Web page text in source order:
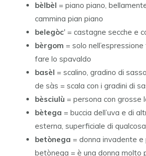
bèlbèl = piano piano,
cammina pian piano
belegòc' = castagne secche e
bèrgom = solo
fare lo spavaldo
basèl = scalino, gradino di
de sàs = scala con i gradini di
bèsciulù = persona con grosse
bètega = buccia dell’uva e di
esterna, superficiale di qualcosa
betònega = donna invadente e
betònega = è una donna molto